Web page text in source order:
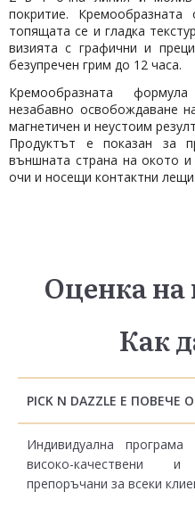
покритие.
топящата се и гладка
визията с графични и
безупречен грим до 12 часа.
Кремообразната
незабавно освобождаване
магнетичен и неустоим
Продуктът е показан за
външната страна на окото
очи и носещи контактни лещи.
Оценка на
Как
PICK N DAZZLE Е
Индивидуална
високо-качествени
препоръчани за всеки